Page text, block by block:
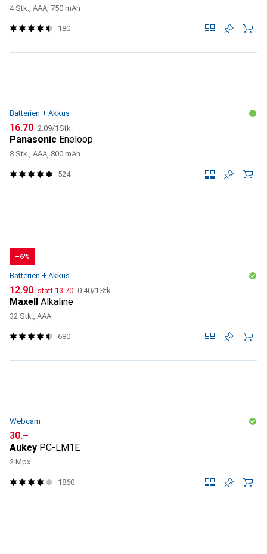
4 Stk., AAA, 750 mAh
180
Batterien + Akkus
CHF
16.70 CHF
2.09/1Stk.
Panasonic Eneloop
8 Stk., AAA, 800 mAh
524
−6%
Batterien + Akkus
CHF
12.90 statt CHF
13.70 CHF
0.40/1Stk.
Maxell Alkaline
32 Stk., AAA
680
Webcam
CHF
30.–
Aukey PC-LM1E
2 Mpx
1860